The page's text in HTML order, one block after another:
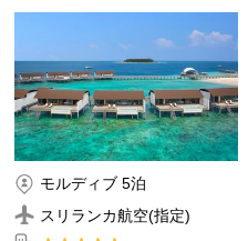
モルディブ 5泊
スリランカ航空(指定)